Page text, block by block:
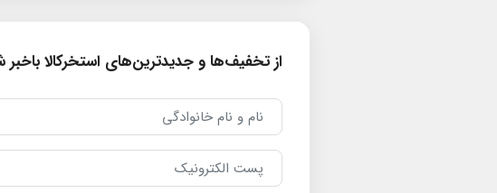
از تخفیف‌ها و جدیدترین‌های استخرکالا باخبر